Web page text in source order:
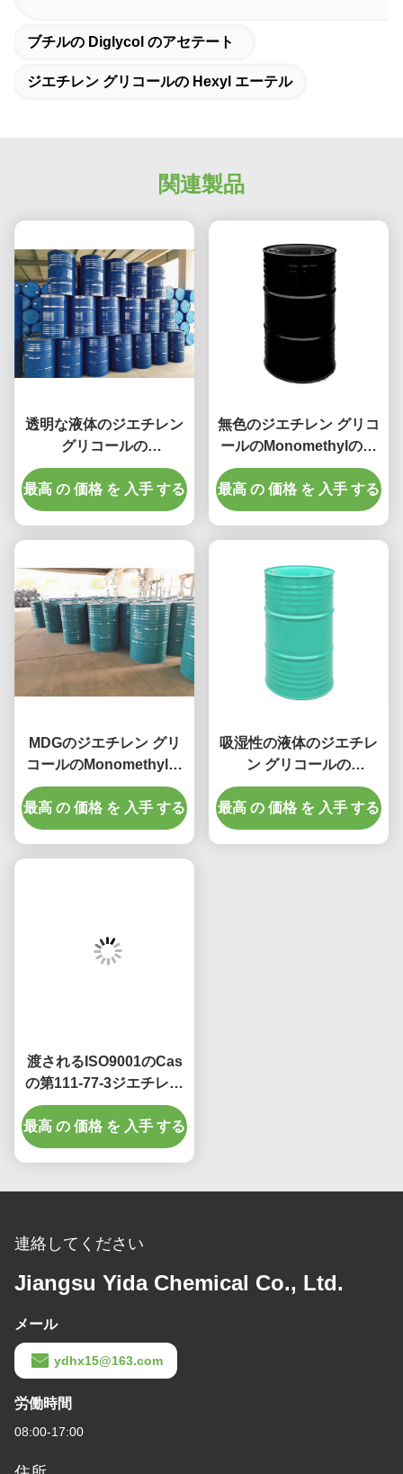
ブチルの Diglycol のアセテート
ジエチレン グリコールの Hexyl エーテル
関連製品
透明な液体のジエチレン
グリコールの
Monomethylのエーテル
Cas 111-77-3無し
最高 の 価格 を 入手 する
無色のジエチレン グリコ
ールのMonomethylのエ
ーテルCasの第111-77-3
99%純度
最高 の 価格 を 入手 する
MDGのジエチレン グリ
コールのMonomethylの
エーテルの分子方式
C5H12O3のグリコールの
エーテルの溶媒
最高 の 価格 を 入手 する
吸湿性の液体のジエチレ
ン グリコールの
Monomethylのエーテル
の方式C5- H12- O3
最高 の 価格 を 入手 する
渡されるISO9001のCas
の第111-77-3ジエチレン
グリコールの
Monomethylのエーテル
最高 の 価格 を 入手 する
連絡してください
Jiangsu Yida Chemical Co., Ltd.
メール
ydhx15@163.com
労働時間
08:00-17:00